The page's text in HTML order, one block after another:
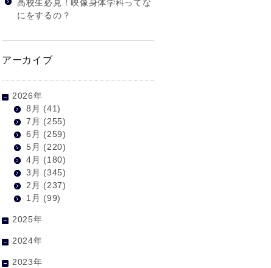
高校生必見！映像身体学科ってな
にをするの？
アーカイブ
2026年
8月 (41)
7月 (255)
6月 (259)
5月 (220)
4月 (180)
3月 (345)
2月 (237)
1月 (99)
2025年
2024年
2023年